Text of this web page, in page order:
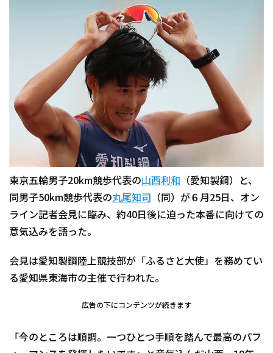
東京五輪男子20km競歩代表の山西利和
（愛知製鋼）と、
同男子50km競歩代表の丸尾知司
（同）が６月25日、オン
ライン記者会見に臨み、約40日後に迫った本番に向けての
意気込みを語った。
会見は愛知製鋼陸上競技部が「ふるさと大使」を務めてい
る愛知県東海市の主催で行われた。
広告の下にコンテンツが続きます
「今のところは順調。一つひとつ手順を踏んで最高のパフ